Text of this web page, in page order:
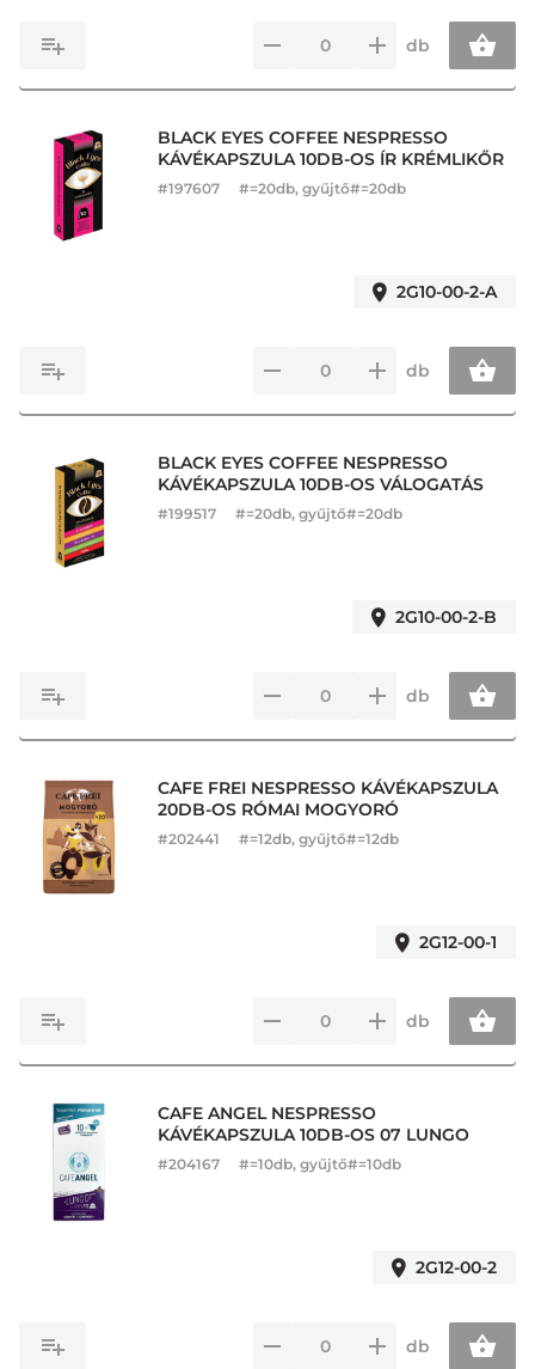
db
BLACK EYES COFFEE NESPRESSO
KÁVÉKAPSZULA 10DB-OS ÍR KRÉMLIKŐR
#197607 #=20db, gyűjtő#=20db
2G10-00-2-A
db
BLACK EYES COFFEE NESPRESSO
KÁVÉKAPSZULA 10DB-OS VÁLOGATÁS
#199517 #=20db, gyűjtő#=20db
2G10-00-2-B
db
CAFE FREI NESPRESSO KÁVÉKAPSZULA
20DB-OS RÓMAI MOGYORÓ
#202441 #=12db, gyűjtő#=12db
2G12-00-1
db
CAFE ANGEL NESPRESSO
KÁVÉKAPSZULA 10DB-OS 07 LUNGO
#204167 #=10db, gyűjtő#=10db
2G12-00-2
db